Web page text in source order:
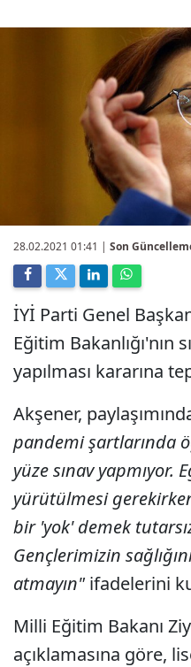
28.02.2021 01:41 | Son
İYİ Parti Genel
Eğitim Bakanlığı'nın
yapılması kararına
Akşener,
pandemi şartlarında
yüze sınav yapmıyor.
yürütülmesi
bir 'yok' demek
Gençlerimizin
atmayın" ifadelerini
Milli Eğitim Bakanı
açıklamasına göre,